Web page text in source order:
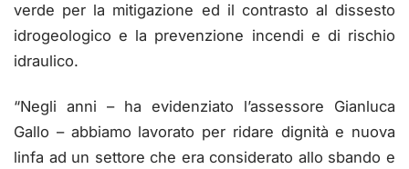
verde per la mitigazione ed il contrasto al dissesto
idrogeologico e la prevenzione incendi e di rischio
idraulico.
“Negli anni – ha evidenziato l’assessore Gianluca
Gallo – abbiamo lavorato per ridare dignità e nuova
linfa ad un settore che era considerato allo sbando e